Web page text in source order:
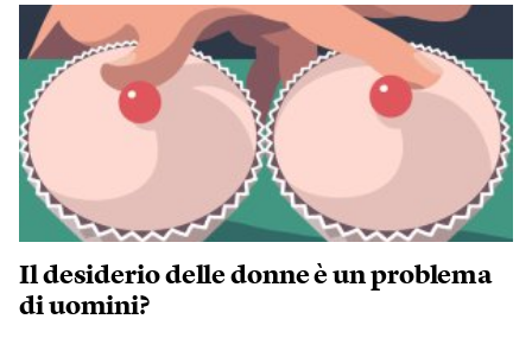
Il desiderio delle donne è un problema
di uomini?